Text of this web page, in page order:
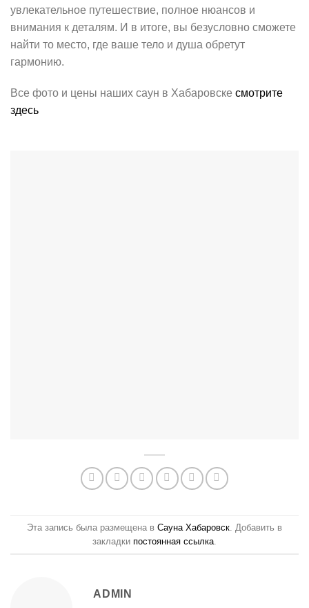
увлекательное путешествие, полное нюансов и
внимания к деталям. И в итоге, вы безусловно сможете
найти то место, где ваше тело и душа обретут
гармонию.
Все фото и цены наших саун в Хабаровске смотрите
здесь
Эта запись была размещена в Сауна Хабаровск . Добавить в
закладки постоянная ссылка
ADMIN